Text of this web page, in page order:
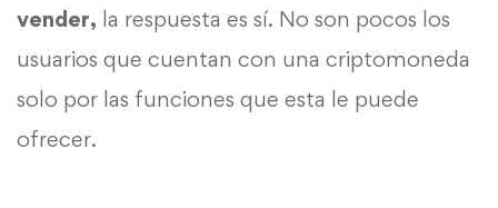
vender, la respuesta es sí. No son pocos los
usuarios que cuentan con una criptomoneda
solo por las funciones que esta le puede
ofrecer.